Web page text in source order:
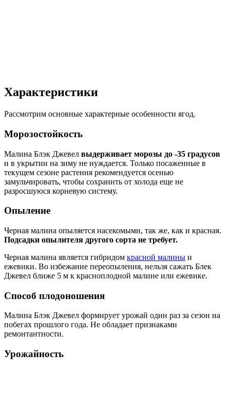
Характеристики
Рассмотрим основные характерные особенности ягод.
Морозостойкость
Малина Блэк Джевел выдерживает морозы до -35 градусов
и в укрытии на зиму не нуждается. Только посаженные в
текущем сезоне растения рекомендуется осенью
замульчировать, чтобы сохранить от холода еще не
разросшуюся корневую систему.
Опыление
Черная малина опыляется насекомыми, так же, как и красная.
Подсадки опылителя другого сорта не требует.
Черная малина является гибридом красной малины и
ежевики. Во избежание переопыления, нельзя сажать Блек
Джевел ближе 5 м к красноплодной малине или ежевике.
Способ плодоношения
Малина Блэк Джевел формирует урожай один раз за сезон на
побегах прошлого года. Не обладает признаками
ремонтантности.
Урожайность